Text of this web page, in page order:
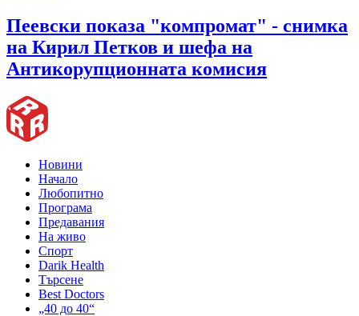
Пеевски показа "компромат" - снимка
на Кирил Петков и шефа на
Антикорупционната комисия
Новини
Начало
Любопитно
Програма
Предавания
На живо
Спорт
Darik Health
Търсене
Best Doctors
„40 до 40“